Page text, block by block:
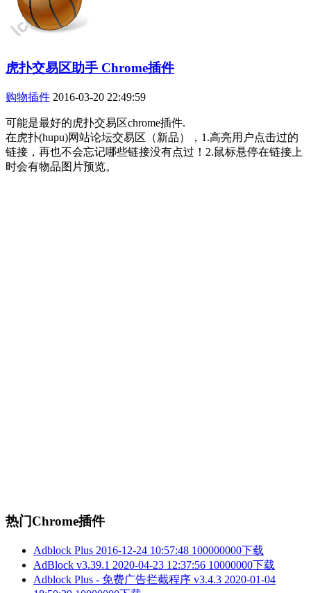
虎扑交易区助手 Chrome插件
购物插件 2016-03-20 22:49:59
可能是最好的虎扑交易区chrome插件.
在虎扑(hupu)网站论坛交易区（新品），1.高亮用户点击过的
链接，再也不会忘记哪些链接没有点过！2.鼠标悬停在链接上
时会有物品图片预览。
热门Chrome插件
Adblock Plus 2016-12-24 10:57:48 100000000下载
AdBlock v3.39.1 2020-04-23 12:37:56 10000000下载
Adblock Plus - 免费广告拦截程序 v3.4.3 2020-01-04